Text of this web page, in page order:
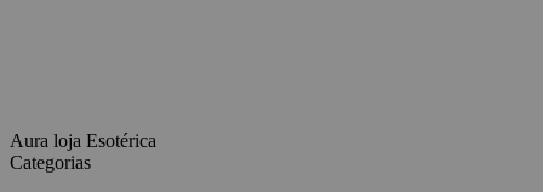
Aura loja Esotérica
Categorias